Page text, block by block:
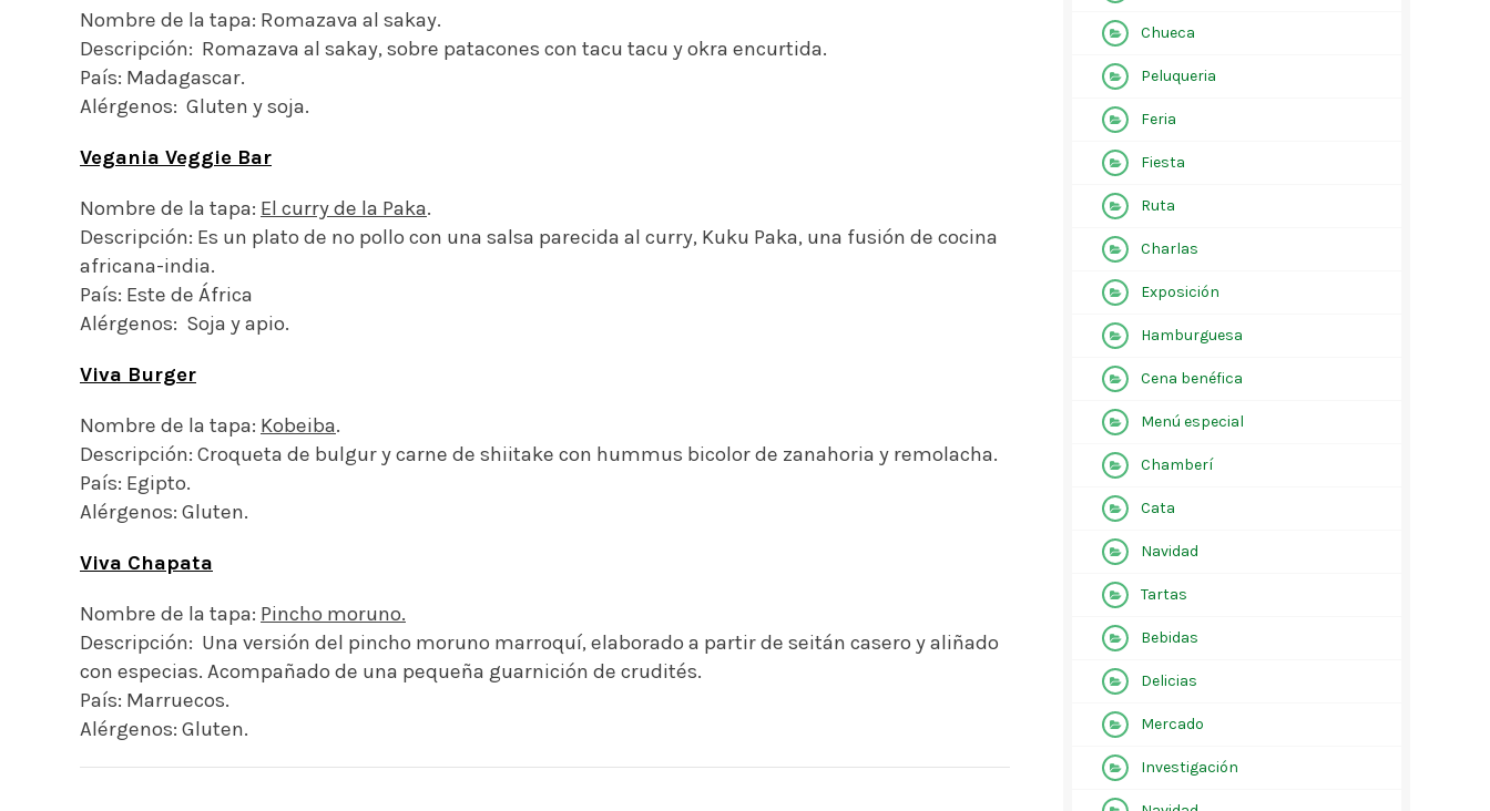
Nombre de la tapa: Romazava al sakay.
Descripción: Romazava al sakay, sobre patacones con tacu tacu y okra encurtida.
País: Madagascar.
Alérgenos: Gluten y soja.
Vegania Veggie Bar
Nombre de la tapa: El curry de la Paka.
Descripción: Es un plato de no pollo con una salsa parecida al curry, Kuku Paka, una fusión de cocina
africana-india.
País: Este de África
Alérgenos: Soja y apio.
Viva Burger
Nombre de la tapa: Kobeiba.
Descripción: Croqueta de bulgur y carne de shiitake con hummus bicolor de zanahoria y remolacha.
País: Egipto.
Alérgenos: Gluten.
Viva Chapata
Nombre de la tapa: Pincho moruno.
Descripción: Una versión del pincho moruno marroquí, elaborado a partir de seitán casero y aliñado
con especias. Acompañado de una pequeña guarnición de crudités.
País: Marruecos.
Alérgenos: Gluten.
Chueca
Peluqueria
Feria
Fiesta
Ruta
Charlas
Exposición
Hamburguesa
Cena benéfica
Menú especial
Chamberí
Cata
Navidad
Tartas
Bebidas
Delicias
Mercado
Investigación